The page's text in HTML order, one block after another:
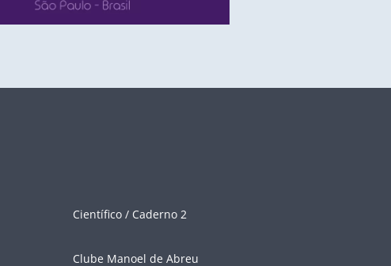
Científico / Caderno 2
Clube Manoel de Abreu